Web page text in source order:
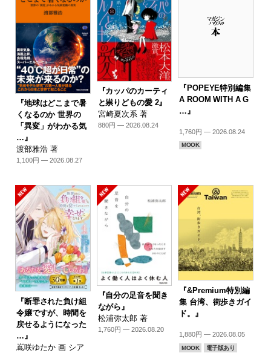
『地球はどこまで暑
くなるのか 世界の
「異変」がわかる気
…』
渡部雅浩 著
1,100円 — 2026.08.27
『カッパのカーティ
と祟りどもの愛 2』
宮崎夏次系 著
880円 — 2026.08.24
『POPEYE特別編集
A ROOM WITH A G
…』
1,760円 — 2026.08.24
MOOK
『断罪された負け組
令嬢ですが、時間を
戻せるようになった
…』
嶌咲ゆたか 画 シア
『自分の足音を聞き
ながら』
松浦弥太郎 著
1,760円 — 2026.08.20
『&Premium特別編
集 台湾、街歩きガイ
ド。』
1,880円 — 2026.08.05
MOOK 電子版あり